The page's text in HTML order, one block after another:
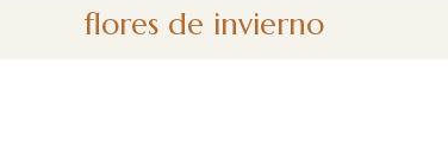
flores de invierno